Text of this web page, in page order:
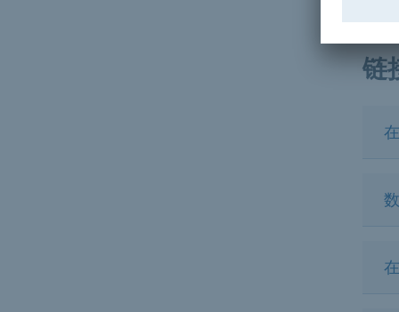
链